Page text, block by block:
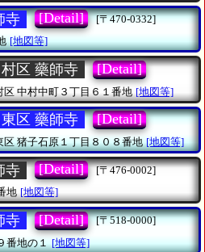
寺 [Detail]
[〒470-0332]
[地図等]
区 藥師寺 [Detail]
区 中村中町３丁目６１番地 [地図等]
区 藥師寺 [Detail]
区猪子石原１丁目８０８番地 [地図等]
寺 [Detail]
[〒476-0002]
地 [地図等]
寺 [Detail]
[〒518-0000]
番地の１ [地図等]